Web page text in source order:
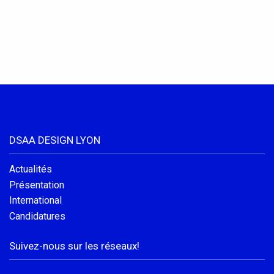
Instagram
LinkedIn
DSAA DESIGN LYON
Actualités
Présentation
International
Candidatures
Suivez-nous sur les réseaux!